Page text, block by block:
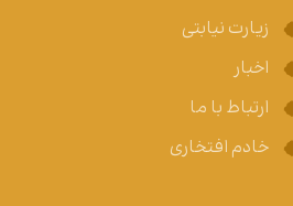
زیارت نیابتی
اخبار
ارتباط با ما
خادم افتخاری